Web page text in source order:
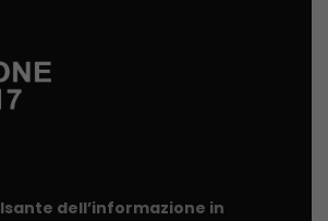
dell’informazione in